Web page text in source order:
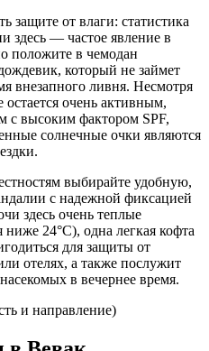
защите от влаги: статистика
здесь — частое явление в
положите в чемодан
который не займет
внезапного ливня. Несмотря
остается очень активным,
с высоким фактором SPF,
солнечные очки являются
выбирайте удобную,
с надежной фиксацией
здесь очень теплые
ниже 24°C), одна легкая кофта
для защиты от
отелях, а также послужит
в вечернее время.
и направление)